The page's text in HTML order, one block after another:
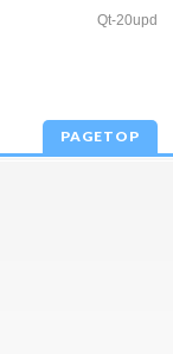
Qt-20upd
PAGETOP